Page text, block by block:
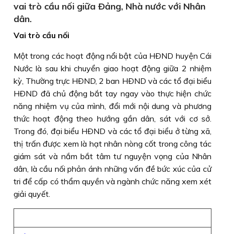
vai trò cầu nối giữa Ðảng, Nhà nước với Nhân
dân.
Vai trò cầu nối
Một trong các hoạt động nổi bật của HÐND huyện Cái
Nước là sau khi chuyển giao hoạt động giữa 2 nhiệm
kỳ, Thường trực HÐND, 2 ban HÐND và các tổ đại biểu
HÐND đã chủ động bắt tay ngay vào thực hiện chức
năng nhiệm vụ của mình, đổi mới nội dung và phương
thức hoạt động theo hướng gần dân, sát với cơ sở.
Trong đó, đại biểu HÐND và các tổ đại biểu ở từng xã,
thị trấn được xem là hạt nhân nòng cốt trong công tác
giám sát và nắm bắt tâm tư nguyện vọng của Nhân
dân, là cầu nối phản ánh những vấn đề bức xúc của cử
tri để cấp có thẩm quyền và ngành chức năng xem xét
giải quyết.